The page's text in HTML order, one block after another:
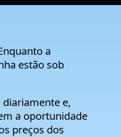
a
estão sob
e,
a oportunidade
preços dos